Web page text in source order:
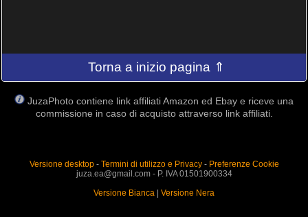
Torna a inizio pagina ⇑
JuzaPhoto contiene link affiliati Amazon ed Ebay e riceve una
commissione in caso di acquisto attraverso link affiliati.
Versione desktop- Termini di utilizzo e Privacy- Preferenze Cookie
juza.ea@gmail.com - P. IVA 01501900334
Versione Bianca
Versione Nera